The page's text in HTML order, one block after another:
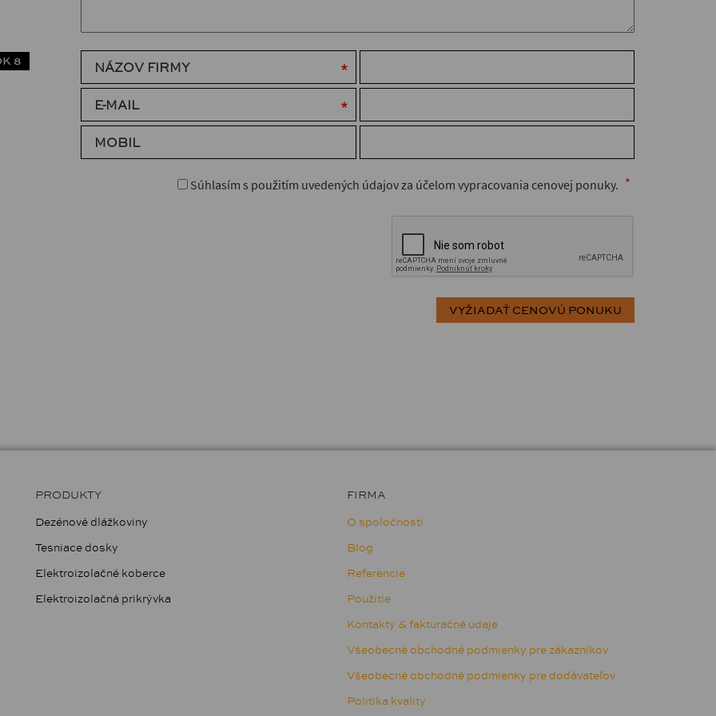
8 NÁZOV FIRMY
E-MAIL
MOBIL
Súhlasím s použitím uvedených údajov za účelom vypracovania cenovej ponuky.
PRODUKTY
Dezénové dlážkoviny
Tesniace dosky
Elektroizolačné koberce
Elektroizolačná prikrývka
FIRMA
O spoločnosti
Blog
Referencie
Použitie
Kontakty & fakturačné údaje
Všeobecné obchodné podmienky pre zákazníkov
Všeobecné obchodné podmienky pre dodávateľov
Politika kvality